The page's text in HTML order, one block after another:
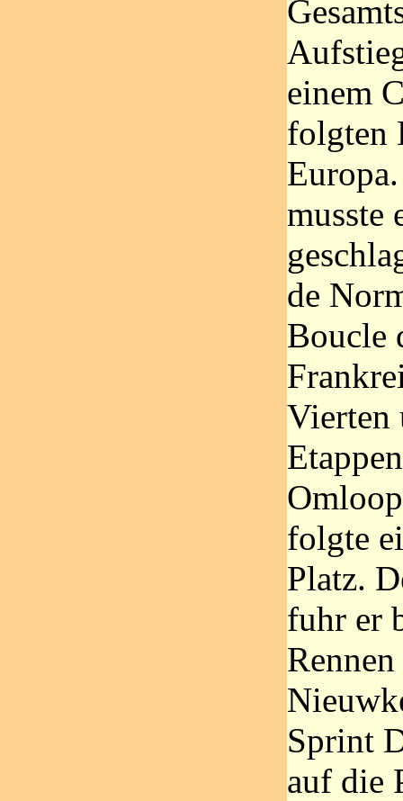
einem
folgten
musste
de
Boucle
Vierten
folgte
Platz.
fuhr er
Sprint
auf die